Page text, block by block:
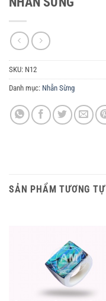
SKU: N12
Danh mục: Nhẫn Sừng
SẢN PHẨM TƯƠNG TỰ